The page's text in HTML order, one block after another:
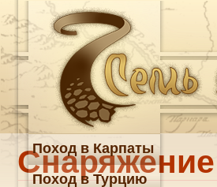
Поход в Карпаты
Поход в Турцию